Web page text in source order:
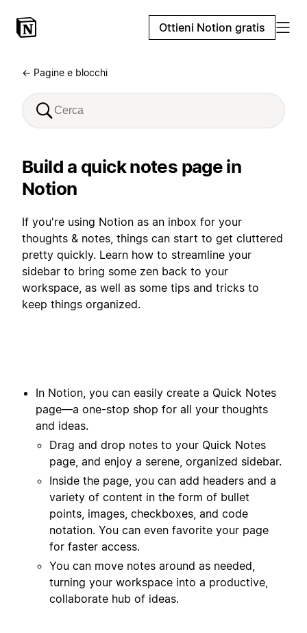
Ottieni Notion gratis
← Pagine e blocchi
Build a quick notes page in
Notion
If you're using Notion as an inbox for your
thoughts & notes, things can start to get cluttered
pretty quickly. Learn how to streamline your
sidebar to bring some zen back to your
workspace, as well as some tips and tricks to
keep things organized.
In Notion, you can easily create a Quick Notes
page—a one-stop shop for all your thoughts
and ideas.
Drag and drop notes to your Quick Notes
page, and enjoy a serene, organized sidebar.
Inside the page, you can add headers and a
variety of content in the form of bullet
points, images, checkboxes, and code
notation. You can even favorite your page
for faster access.
You can move notes around as needed,
turning your workspace into a productive,
collaborate hub of ideas.